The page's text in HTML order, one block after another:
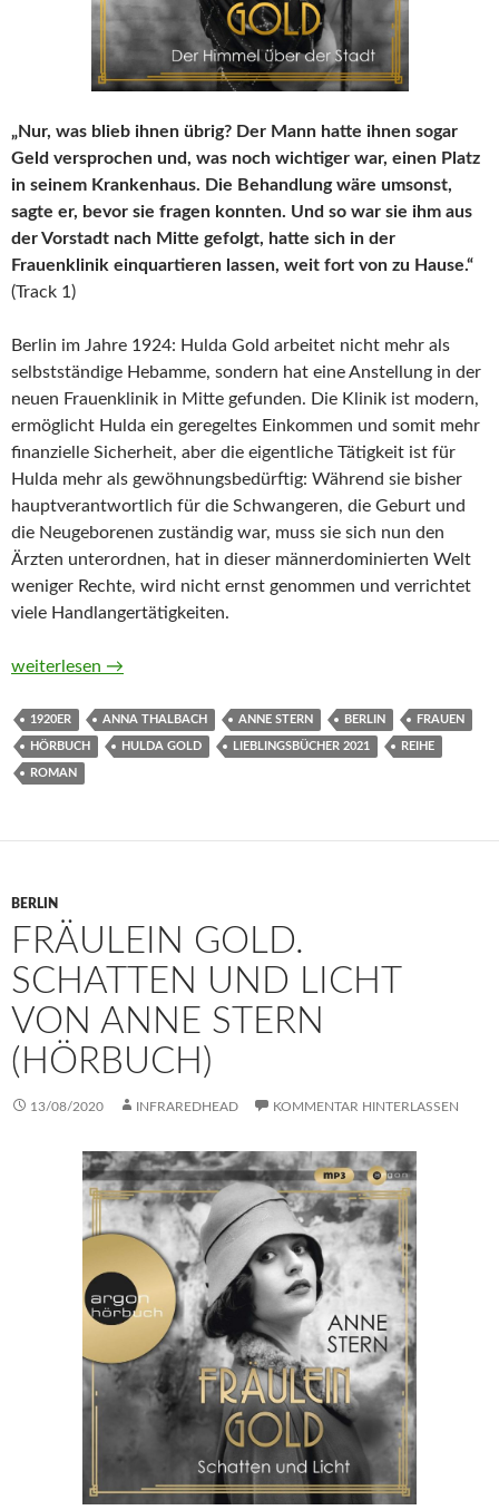
„Nur, was blieb ihnen übrig? Der Mann hatte ihnen sogar
Geld versprochen und, was noch wichtiger war, einen Platz
in seinem Krankenhaus. Die Behandlung wäre umsonst,
sagte er, bevor sie fragen konnten. Und so war sie ihm aus
der Vorstadt nach Mitte gefolgt, hatte sich in der
Frauenklinik einquartieren lassen, weit fort von zu Hause.“
(Track 1)
Berlin im Jahre 1924: Hulda Gold arbeitet nicht mehr als
selbstständige Hebamme, sondern hat eine Anstellung in der
neuen Frauenklinik in Mitte gefunden. Die Klinik ist modern,
ermöglicht Hulda ein geregeltes Einkommen und somit mehr
finanzielle Sicherheit, aber die eigentliche Tätigkeit ist für
Hulda mehr als gewöhnungsbedürftig: Während sie bisher
hauptverantwortlich für die Schwangeren, die Geburt und
die Neugeborenen zuständig war, muss sie sich nun den
Ärzten unterordnen, hat in dieser männerdominierten Welt
weniger Rechte, wird nicht ernst genommen und verrichtet
viele Handlangertätigkeiten.
Fräulein Gold. Der Himmel über der Stadt von Anne Stern
weiterlesen →
1920ER ANNA THALBACH ANNE STERN BERLIN FRAUEN
HÖRBUCH HULDA GOLD LIEBLINGSBÜCHER 2021 REIHE
ROMAN
BERLIN
FRÄULEIN GOLD.
SCHATTEN UND LICHT
VON ANNE STERN
(HÖRBUCH)
13/08/2020 INFRAREDHEAD KOMMENTAR HINTERLASSEN